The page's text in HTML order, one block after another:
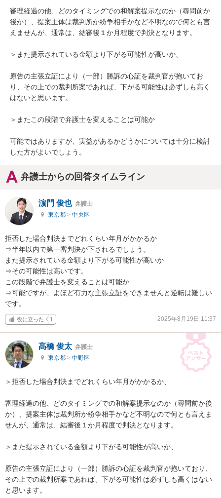
審理経過の他、どのタイミングでの和解案提示なのか（尋問前か
後か）、提案主体は裁判所か紛争相手かなど不明なので何とも言
えませんが、通常は、結審後１か月程度で判決となります。
＞また提示されている金額より下がる可能性が高いか、
原告の主張立証により（一部）勝訴の心証を裁判官が抱いてお
り、その上での裁判所案であれば、下がる可能性は必ずしも高く
はないと思います。
＞またこの段階で弁護士を変えることは可能か
可能ではありますが、実益があるかどうかについては十分に検討
した方がよいでしょう。
弁護士からの回答タイムライン
濵門 俊也 弁護士
東京都 > 中央区
拒否した場合判決までどれくらい年月がかかるか
⇒半年以内で第一審判決が下されるでしょう。
また提示されている金額より下がる可能性が高いか
⇒その可能性は高いです。
この段階で弁護士を変えることは可能か
⇒可能ですが、よほど有力な主張立証をできませんと逆転は難しい
です。
役に立った 1 2025年8月19日 11:37
髙橋 俊太 弁護士
東京都 > 中野区
＞拒否した場合判決までどれくらい年月がかかるか、
審理経過の他、どのタイミングでの和解案提示なのか（尋問前か後
か）、提案主体は裁判所か紛争相手かなど不明なので何とも言えま
せんが、通常は、結審後１か月程度で判決となります。
＞また提示されている金額より下がる可能性が高いか、
原告の主張立証により（一部）勝訴の心証を裁判官が抱いており、
その上での裁判所案であれば、下がる可能性は必ずしも高くはない
と思います。